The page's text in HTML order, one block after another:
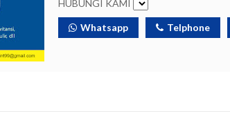
HUBUNGI KAMI
Whatsapp Telphone